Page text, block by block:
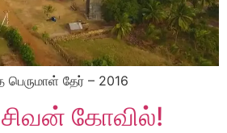
தேர் – 2016
கோவில்!